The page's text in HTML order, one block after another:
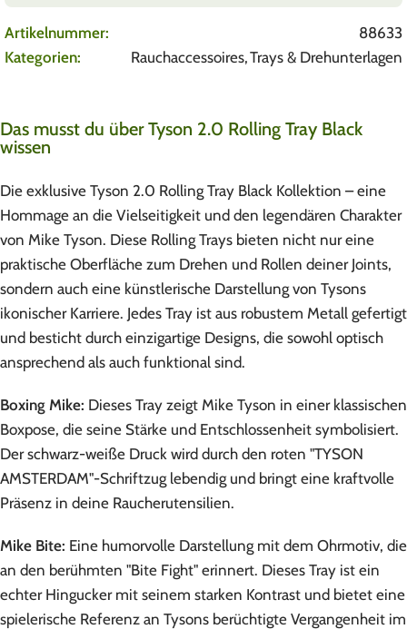
Artikelnummer:
88633
Kategorien:
Rauchaccessoires,Trays & Drehunterlagen
Das musst du über Tyson 2.0 Rolling Tray Black
wissen
Die exklusive Tyson 2.0 Rolling Tray Black Kollektion – eine
Hommage an die Vielseitigkeit und den legendären Charakter
von Mike Tyson. Diese Rolling Trays bieten nicht nur eine
praktische Oberfläche zum Drehen und Rollen deiner Joints,
sondern auch eine künstlerische Darstellung von Tysons
ikonischer Karriere. Jedes Tray ist aus robustem Metall gefertigt
und besticht durch einzigartige Designs, die sowohl optisch
ansprechend als auch funktional sind.
Boxing Mike: Dieses Tray zeigt Mike Tyson in einer klassischen
Boxpose, die seine Stärke und Entschlossenheit symbolisiert.
Der schwarz-weiße Druck wird durch den roten "TYSON
AMSTERDAM"-Schriftzug lebendig und bringt eine kraftvolle
Präsenz in deine Raucherutensilien.
Mike Bite: Eine humorvolle Darstellung mit dem Ohrmotiv, die
an den berühmten "Bite Fight" erinnert. Dieses Tray ist ein
echter Hingucker mit seinem starken Kontrast und bietet eine
spielerische Referenz an Tysons berüchtigte Vergangenheit im